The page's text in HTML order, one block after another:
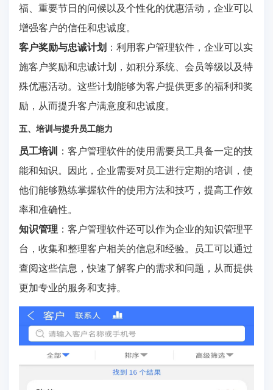
福、重要节日的问候以及个性化的优惠活动，企业可以
增强客户的信任和忠诚度。
客户奖励与忠诚计划 ：利用客户管理软件，企业可以实
施客户奖励和忠诚计划，如积分系统、会员等级以及特
殊优惠活动。这些计划能够为客户提供更多的福利和奖
励，从而提升客户满意度和忠诚度。
五、培训与提升员工能力
员工培训 ：客户管理软件的使用需要员工具备一定的技
能和知识。因此，企业需要对员工进行定期的培训，使
他们能够熟练掌握软件的使用方法和技巧，提高工作效
率和准确性。
知识管理 ：客户管理软件还可以作为企业的知识管理平
台，收集和整理客户相关的信息和经验。员工可以通过
查阅这些信息，快速了解客户的需求和问题，从而提供
更加专业的服务和支持。